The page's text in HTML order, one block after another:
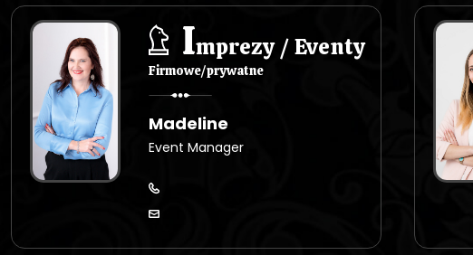
Imprezy / Eventy
Firmowe/prywatne
Madeline
Event Manager